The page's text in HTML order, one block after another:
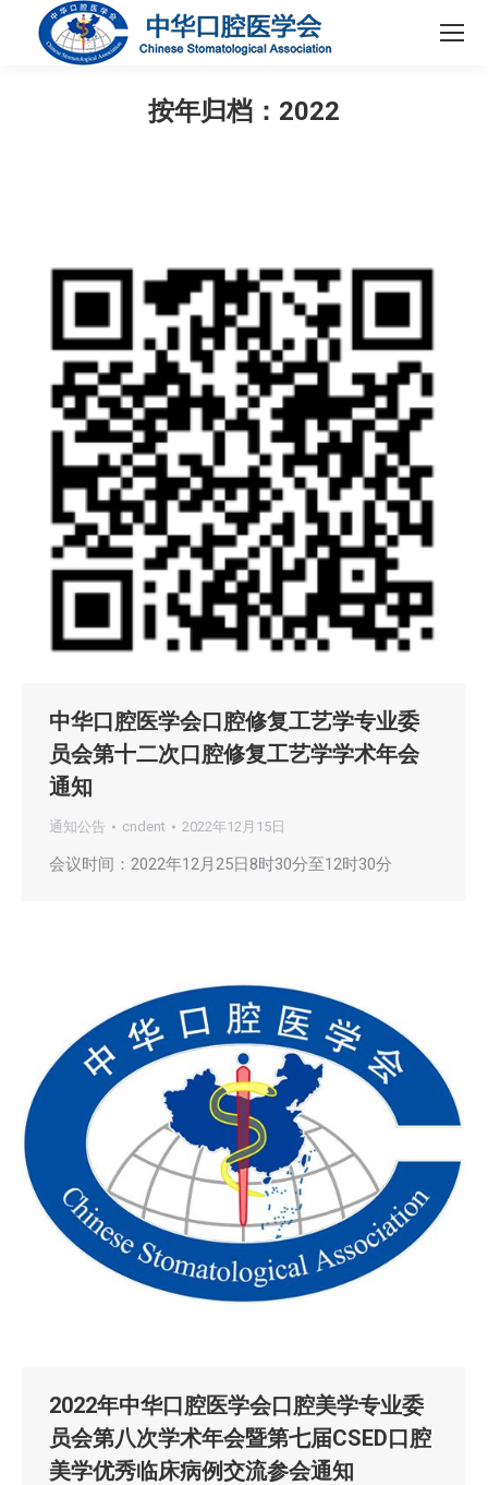
按年归档： 2022
中华口腔医学会口腔修复工艺学专业委
员会第十二次口腔修复工艺学学术年会
通知
通知公告 cndent 2022年12月15日
会议时间：2022年12月25日8时30分至12时30分
2022年中华口腔医学会口腔美学专业委
员会第八次学术年会暨第七届CSED口腔
美学优秀临床病例交流参会通知